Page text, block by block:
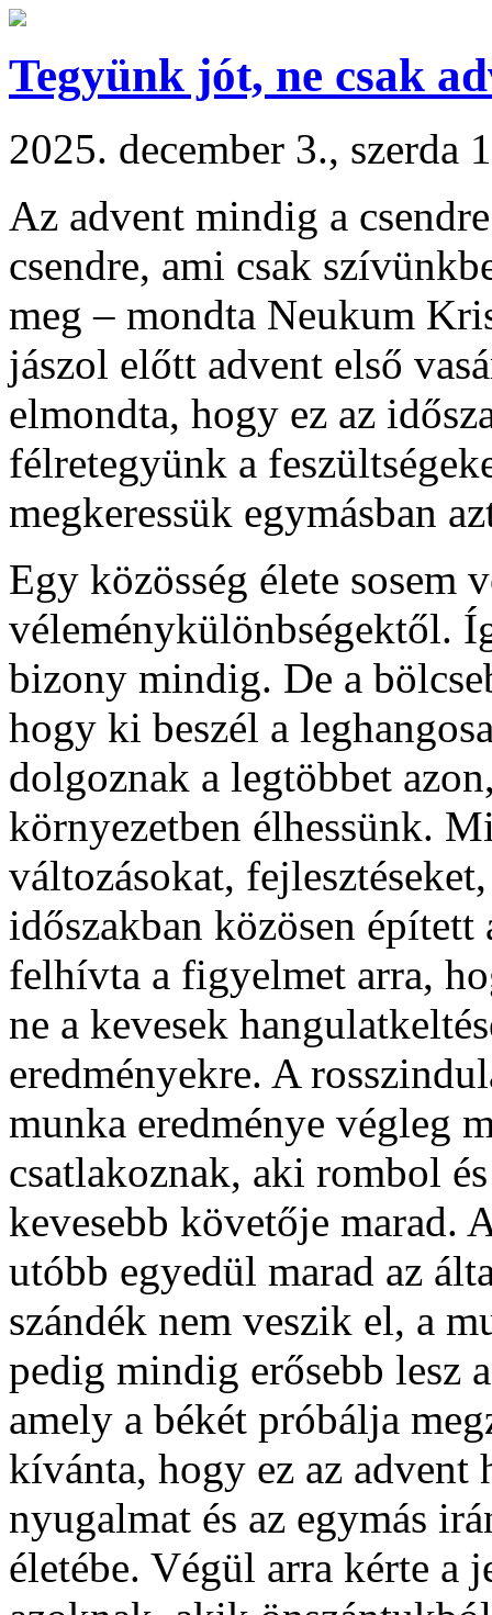
Tegyünk jót, ne csak
2025. december 3., szerda
Az advent mindig a
csendre, ami csak
meg – mondta Neukum
jászol előtt advent első
elmondta, hogy ez az
félretegyünk a
megkeressük egymásban
Egy közösség élete sosem
véleménykülönbségektől.
bizony mindig. De a
hogy ki beszél a
dolgoznak a legtöbbet
környezetben élhessünk.
változásokat,
időszakban közösen épített
felhívta a figyelmet arra,
ne a kevesek
eredményekre. A
munka eredménye végleg
csatlakoznak, aki rombol
kevesebb követője marad.
utóbb egyedül marad az
szándék nem veszik el, a
pedig mindig erősebb lesz
amely a békét próbálja
kívánta, hogy ez az advent
nyugalmat és az egymás
életébe. Végül arra kérte a